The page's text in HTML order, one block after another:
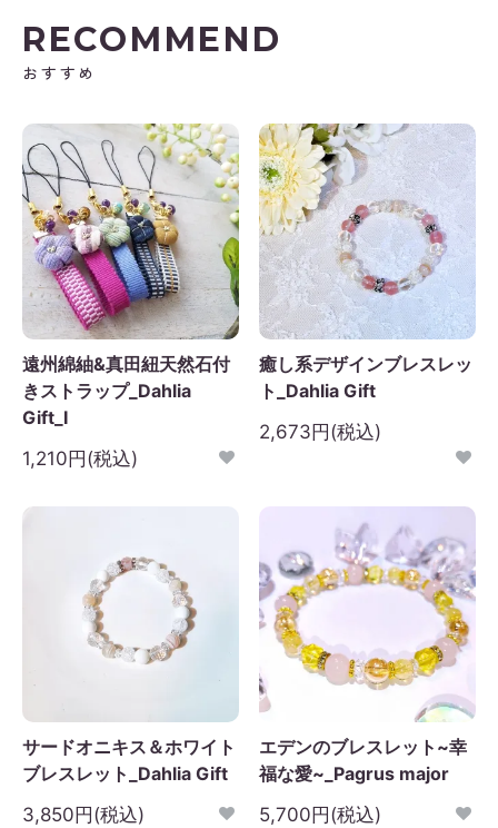
月 火 水
1
14 15 16 18 19
21 22 23
28 29 30
RECOMMEND
おすすめ
遠州綿紬&真田紐天然石付
きストラップ_Dahlia
Gift_I
1,210円(税込)
癒し系デザインブレスレッ
ト_Dahlia Gift
2,673円(税込)
サードオニキス＆ホワイト
ブレスレット_Dahlia Gift
3,850円(税込)
エデンのブレスレット~幸
福な愛~_Pagrus major
5,700円(税込)